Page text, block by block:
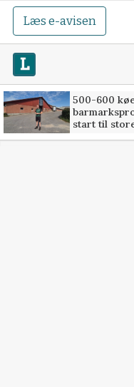
Læs e-avisen
500-600
start til